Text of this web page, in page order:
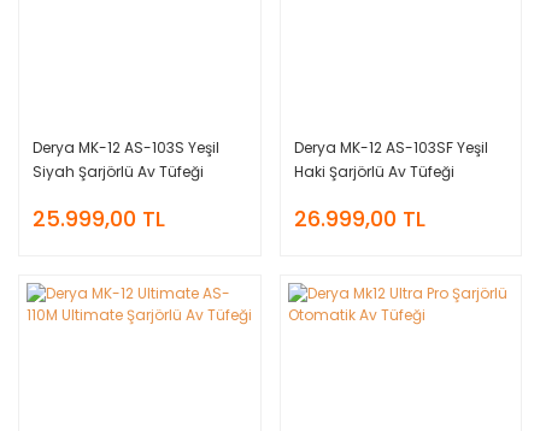
Derya MK-12 AS-103S Yeşil
Siyah Şarjörlü Av Tüfeği
25.999,00 TL
Derya MK-12 AS-103SF Yeşil
Haki Şarjörlü Av Tüfeği
26.999,00 TL